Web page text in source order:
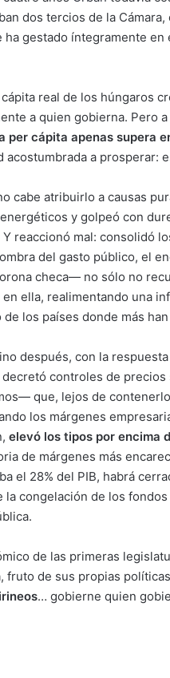
dos tercios de la Cámara,
gestado íntegramente
real de los húngaros
a quien gobierna. Pero
per cápita apenas supera
acostumbrada a
cabe atribuirlo a causas
y golpeó con
reaccionó mal: consolidó
del gasto público, el
checa— no sólo no
ella, realimentando una
los países donde más
después, con la
controles de
que, lejos de
los márgenes
elevó los tipos por encima
de márgenes más
el 28% del PIB, habrá
la congelación de los
de las primeras
de sus propias
… gobierne quien